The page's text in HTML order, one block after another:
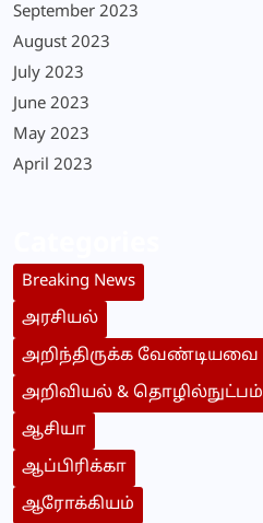
September 2023
August 2023
July 2023
June 2023
May 2023
April 2023
Breaking News
அரசியல்
அறிந்திருக்க வேண்டியவை
அறிவியல் & தொழில்நுட்பம்
ஆசியா
ஆப்பிரிக்கா
ஆரோக்கியம்